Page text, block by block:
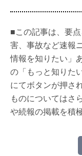
■この記事は、要
害、事故など速報
情報を知りたい」
の「もっと知りた
にてボタンが押さ
ものについてはさ
や続報の掲載を積